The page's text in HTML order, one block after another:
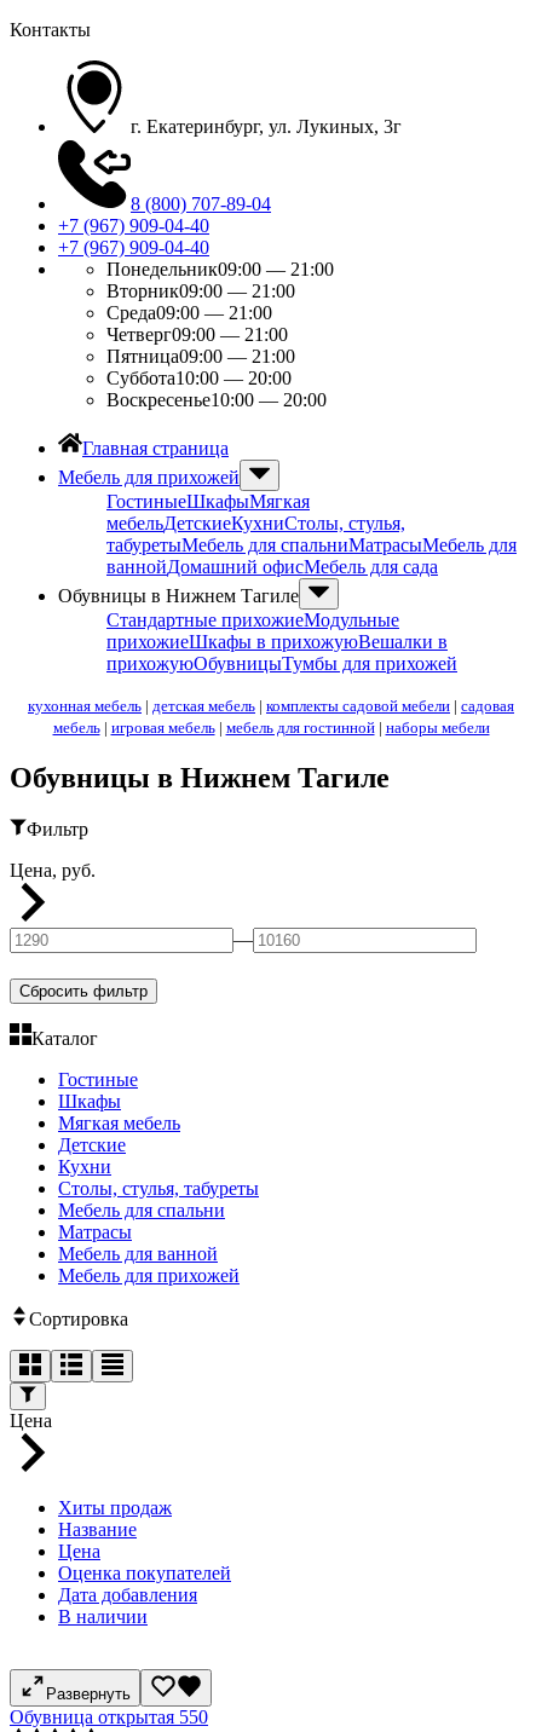
Контакты
г. Екатеринбург, ул. Лукиных, 3г
8 (800) 707-89-04
+7 (967) 909-04-40
+7 (967) 909-04-40
Понедельник09:00 — 21:00
Вторник09:00 — 21:00
Среда09:00 — 21:00
Четверг09:00 — 21:00
Пятница09:00 — 21:00
Суббота10:00 — 20:00
Воскресенье10:00 — 20:00
Главная страница
Мебель для прихожей
ГостиныеШкафыМягкая
мебельДетскиеКухниСтолы, стулья,
табуретыМебель для спальниМатрасыМебель для
ваннойДомашний офисМебель для сада
Обувницы в Нижнем Тагиле
Стандартные прихожиеМодульные
прихожиеШкафы в прихожуюВешалки в
прихожуюОбувницыТумбы для прихожей
кухонная мебель | детская мебель | комплекты садовой мебели | садовая
мебель| игровая мебель| мебель для гостинной| наборы мебели
Обувницы в Нижнем Тагиле
Фильтр
Цена, руб.
—
Сбросить фильтр
Каталог
Гостиные
Шкафы
Мягкая мебель
Детские
Кухни
Столы, стулья, табуреты
Мебель для спальни
Матрасы
Мебель для ванной
Мебель для прихожей
Сортировка
Цена
Хиты продаж
Название
Цена
Оценка покупателей
Дата добавления
В наличии
Развернуть
Обувница открытая 550